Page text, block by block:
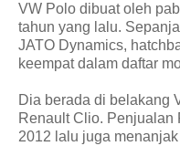
VW Polo dibuat oleh
tahun yang lalu.
JATO Dynamics,
keempat dalam daftar
Dia berada di belakang
Renault Clio. Penjualan
2012 lalu juga